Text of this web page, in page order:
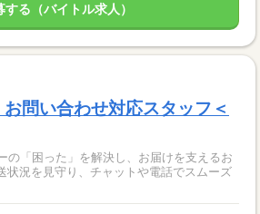
する（バイトル求人）
お問い合わせ対応スタッフ＜
の「困った」を解決し、お届けを支えるお
状況を見守り、チャットや電話でスムーズ